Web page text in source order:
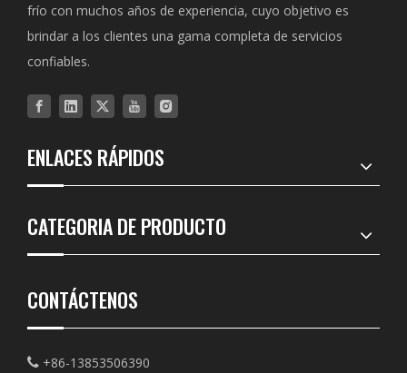
frío con muchos años de experiencia, cuyo objetivo es
brindar a los clientes una gama completa de servicios
confiables.
ENLACES RÁPIDOS
CATEGORIA DE PRODUCTO
CONTÁCTENOS
 +86-13853506390